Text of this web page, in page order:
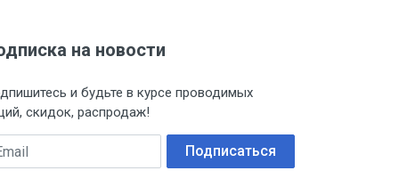
на новости
и будьте в курсе проводимых
скидок, распродаж!
Подписаться